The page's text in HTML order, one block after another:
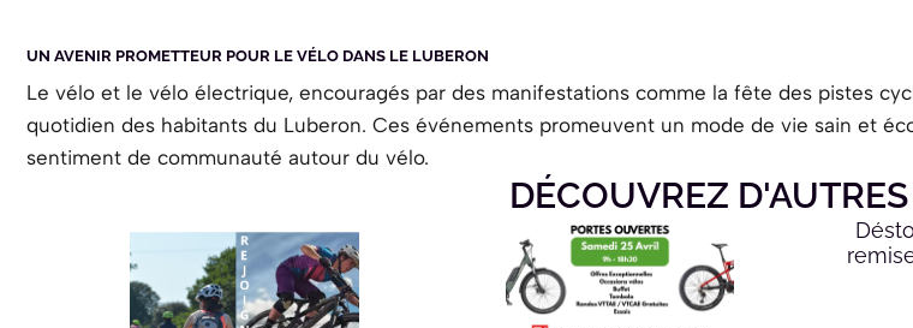
UN AVENIR PROMETTEUR POUR LE VÉLO DANS LE LUBERON
Le vélo et le vélo électrique, encouragés par des manifestations comme la fête des pistes
quotidien des habitants du Luberon. Ces événements promeuvent un mode de vie sain et
sentiment de communauté autour du vélo.
DÉCOUVREZ